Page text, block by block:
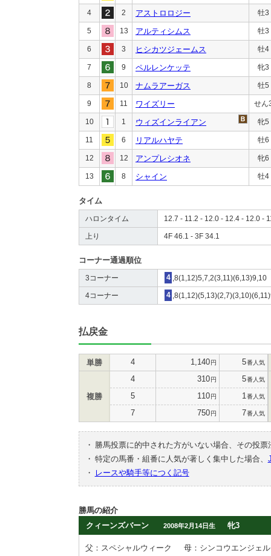
4 2 アストロロジー 牡3
5 13 アルティシムス 牡3
6 3 ヒシカツジェームス 牡4
7 9 ペルレンケッテ 牝3
8 10 ナムラアーガス 牡5
9 11 ワイズリー せん
10 1 ウィズインライアン 牝5
11 6 リアルハヤテ 牡6
12 12 アンプレシオネ 牝6
13 8 シャイン 牡4
タイム
ハロンタイム 12.7 - 11.2 - 12.0 - 12.4 - 12.0 -
上り 4F 46.1 - 3F 34.1
コーナー通過順位
3コーナー 4 ,8(1,12)5,7,2(3,11)(6,13)9,10
4コーナー 4
払戻金
単勝 4 1,140円 5番人気
複勝
4 310円 5番人気
5 110円 1 番人気
7 750円 7番人気
・
勝馬投票に的中された方がいない場合、その投
・ 特定の馬番・組番に人気が著しく集中した場合、
・
レースや騎手等につく記号
勝馬の紹介
クィーンズバーン
2008年2月14日生 牝3
父：スペシャルウィーク
母：シンコウエンジェル